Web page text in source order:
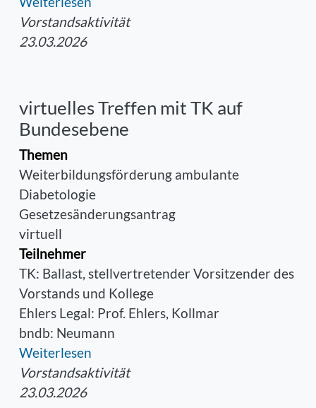
Vorstandsaktivität
23.03.2026
virtuelles Treffen mit TK auf
Bundesebene
Themen
Weiterbildungsförderung ambulante
Diabetologie
Gesetzesänderungsantrag
virtuell
Teilnehmer
TK: Ballast, stellvertretender Vorsitzender des
Vorstands und Kollege
Ehlers Legal: Prof. Ehlers, Kollmar
bndb: Neumann
Weiterlesen
Vorstandsaktivität
23.03.2026